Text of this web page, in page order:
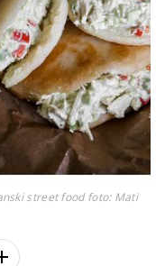
street foodfoto: Mati